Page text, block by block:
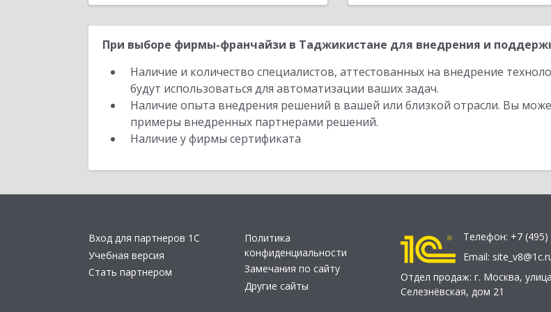
При выборе фирмы-франчайзи в Таджикистане для внедрения и
Наличие и количество специалистов, аттестованных на внедрение
будут использоваться для автоматизации ваших задач.
Наличие опыта внедрения решений в вашей или близкой отрасли. Вы
примеры внедренных партнерами решений.
Наличие у фирмы сертификата
Вход для партнеров 1С
Учебная версия
Стать партнером
Политика
конфиденциальности
Замечания по сайту
Другие сайты
Телефон: +7
Email:
Отдел продаж: г. Москва, улица
Селезнёвская, дом 21